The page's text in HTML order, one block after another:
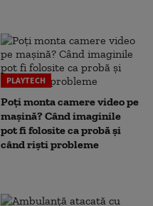
PLAYTECH
Poți monta camere video pe
mașină? Când imaginile
pot fi folosite ca probă și
când riști probleme